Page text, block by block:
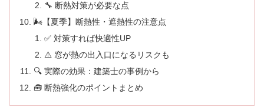
🔧 断熱対策が必要な点
🌬【夏季】断熱性・遮熱性の注意点
✅ 対策すれば快適性UP
⚠️ 窓が熱の出入口になるリスクも
🔍 実際の効果：建築士の事例から
🧰 断熱強化のポイントまとめ